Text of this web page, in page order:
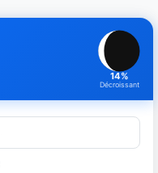
14%
Décroissant